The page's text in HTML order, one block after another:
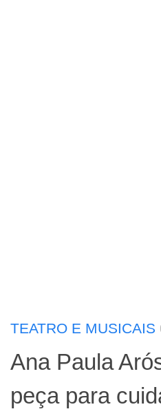
TEATRO E MUSICAIS
Ana Paula
peça para